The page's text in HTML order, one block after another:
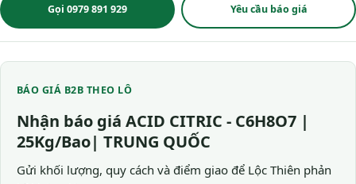
Gọi 0979 891 929 Yêu cầu báo giá
BÁO GIÁ B2B THEO LÔ
Nhận báo giá ACID CITRIC - C6H8O7 |
25Kg/Bao| TRUNG QUỐC
Gửi khối lượng, quy cách và điểm giao để Lộc Thiên phản